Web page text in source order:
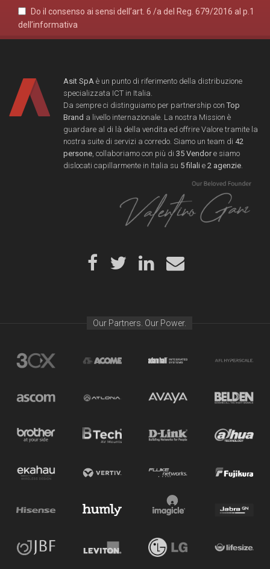
Do il consenso ai sensi dell’art. 6 /a del Reg. 679/2016 al p.1
dell’informativa
Asit SpA è un punto di riferimento della distribuzione
specializzata ICT in Italia.
Da sempre ci distinguiamo per partnership con Top
Brand a livello internazionale. La nostra Mission è
guardare al di là della vendita ed offrire Valore tramite la
nostra suite di servizi a corredo. Siamo un team di 42
persone , collaboriamo con più di 35 Vendore siamo
dislocati capillarmente in Italia su 5 filali e 2 agenzie